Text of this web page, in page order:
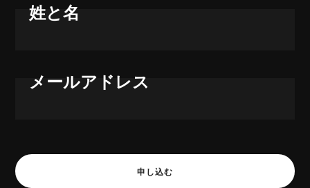
姓と名
メールアドレス
申し込む